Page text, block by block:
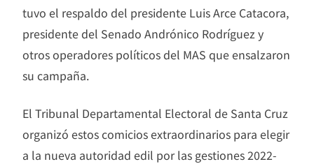
tuvo el respaldo del presidente Luis Arce Catacora,
presidente del Senado Andrónico Rodríguez y
otros operadores políticos del MAS que ensalzaron
su campaña.
El Tribunal Departamental Electoral de Santa Cruz
organizó estos comicios extraordinarios para elegir
a la nueva autoridad edil por las gestiones 2022-